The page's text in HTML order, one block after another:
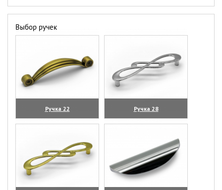
Выбор ручек
Ручка 22
(увеличить)
Ручка 28
(увеличить)